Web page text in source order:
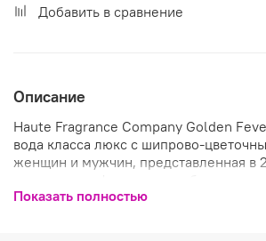
Добавить в сравнение
Описание
Haute Fragrance Company Golden
вода класса люкс с шипрово-
женщин и мужчин, представленная в
парфюмерии Haute Fragrance
Показать полностью